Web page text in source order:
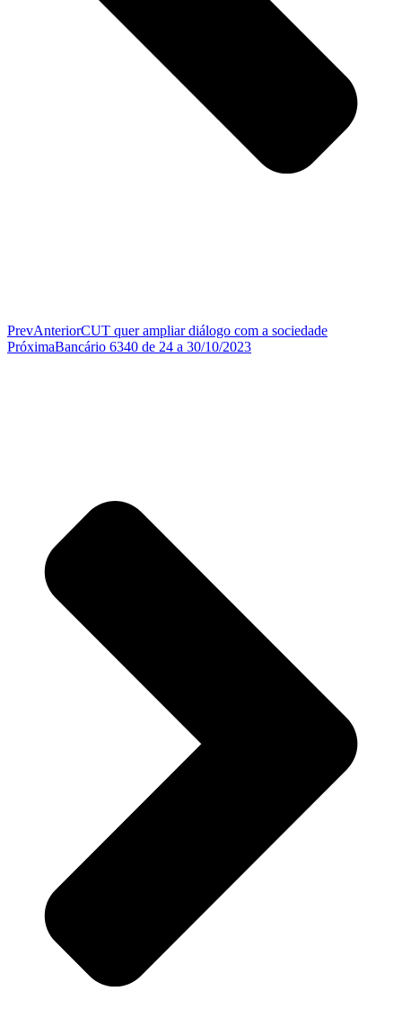
PrevAnteriorCUT quer ampliar diálogo com a sociedade
PróximaBancário 6340 de 24 a 30/10/2023